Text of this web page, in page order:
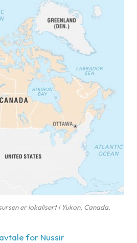
er lokalisert i Yukon, Canada.
for Nussir